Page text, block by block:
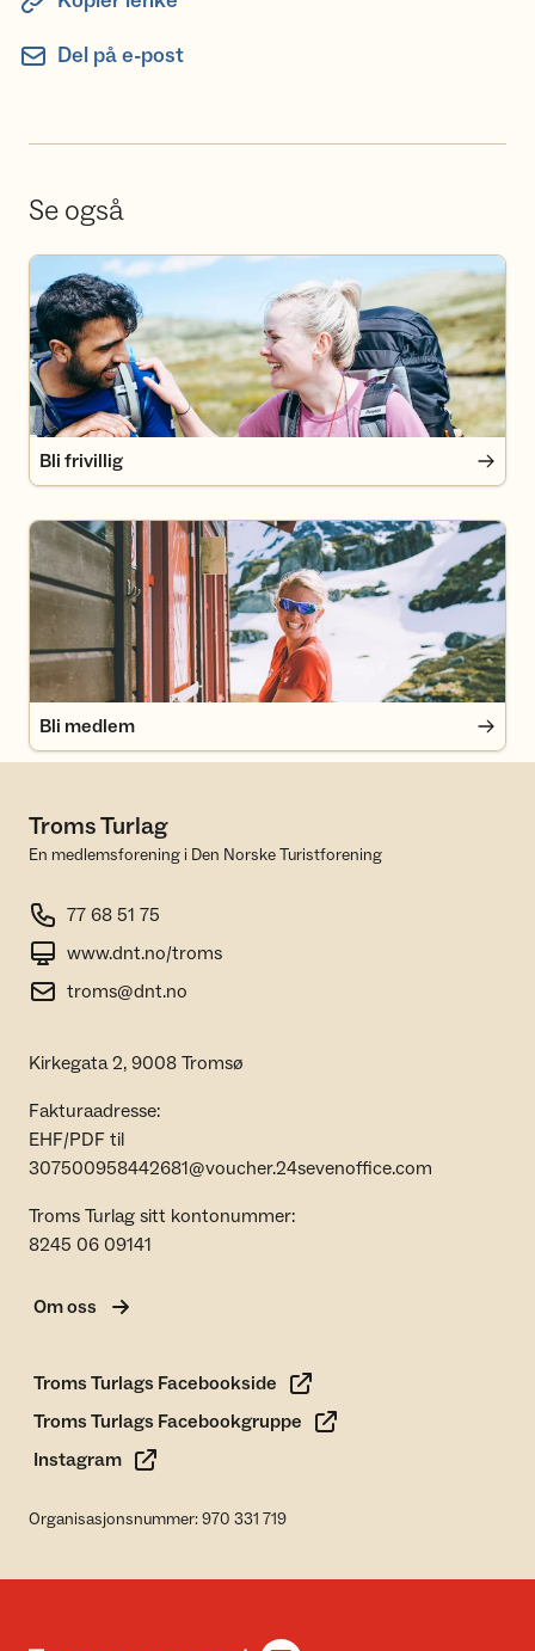
Del på e-post
Se også
Bli frivillig
Bli frivillig
Bli medlem
Bli medlem
Troms Turlag
En medlemsforening i Den Norske Turistforening
77 68 51 75
www.dnt.no/troms
troms@dnt.no
Kirkegata 2, 9008 Tromsø
Fakturaadresse:
EHF/PDF til
307500958442681@voucher.24sevenoffice.com
Troms Turlag sitt kontonummer:
8245 06 09141
Om oss
Troms Turlags Facebookside
Troms Turlags Facebookgruppe
Instagram
Organisasjonsnummer: 970 331 719